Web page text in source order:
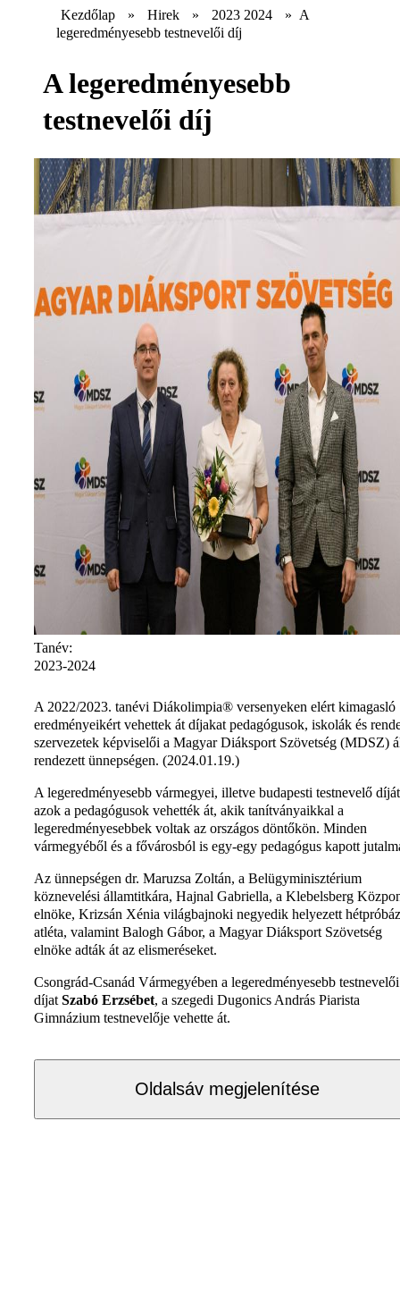
Kezdőlap » Hirek » 2023 2024 » A
legeredményesebb testnevelői díj
A legeredményesebb
testnevelői díj
Tanév:
2023-2024
A 2022/2023. tanévi Diákolimpia® versenyeken elért kimagasló
eredményeikért vehettek át díjakat pedagógusok, iskolák és
szervezetek képviselői a Magyar Diáksport Szövetség (MDSZ)
rendezett ünnepségen. (2024.01.19.)
A legeredményesebb vármegyei, illetve budapesti testnevelő díját
azok a pedagógusok vehették át, akik tanítványaikkal a
legeredményesebbek voltak az országos döntőkön. Minden
vármegyéből és a fővárosból is egy-egy pedagógus kapott
Az ünnepségen dr. Maruzsa Zoltán, a Belügyminisztérium
köznevelési államtitkára, Hajnal Gabriella, a Klebelsberg
elnöke, Krizsán Xénia világbajnoki negyedik helyezett
atléta, valamint Balogh Gábor, a Magyar Diáksport Szövetség
elnöke adták át az elismeréseket.
Csongrád-Csanád Vármegyében a legeredményesebb testnevelői
díjat Szabó Erzsébet, a szegedi Dugonics András Piarista
Gimnázium testnevelője vehette át.
Oldalsáv megjelenítése